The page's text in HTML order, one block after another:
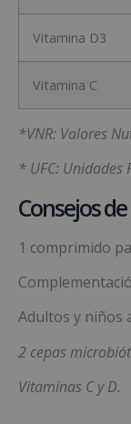
Vitamina D3
Vitamina C
*VNR: Valores
* UFC: Unidades
Consejos
1 comprimido
Adultos y niños
2 cepas
Vitaminas C y D.